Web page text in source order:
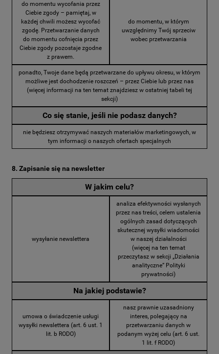
do momentu wycofania przez
Ciebie zgody – pamiętaj, w
każdej chwili możesz wycofać
zgodę. Przetwarzanie danych
do momentu cofnięcia przez
Ciebie zgody pozostaje zgodne
z prawem.
do momentu, w którym
uwzględnimy Twój sprzeciw
wobec przetwarzania
ponadto, Twoje dane będą przetwarzane do upływu okresu, w którym
możliwe jest dochodzenie roszczeń – przez Ciebie lub przez nas
(więcej informacji na ten temat znajdziesz w ostatniej tabeli tej
sekcji)
Co się stanie, jeśli nie podasz danych?
nie będziesz otrzymywać naszych materiałów marketingowych, w
tym informacji o naszych ofertach specjalnych
8. Zapisanie się na newsletter
W jakim celu?
wysyłanie newslettera
analiza efektywności wysłanych
przez nas treści, celem ustalenia
ogólnych zasad dotyczących
skutecznej wysyłki wiadomości
w naszej działalności
(więcej na ten temat
przeczytasz w sekcji „Działania
analityczne” Polityki
prywatności)
Na jakiej podstawie?
umowa o świadczenie usługi
wysyłki newslettera (art. 6 ust. 1
lit. b RODO)
nasz prawnie uzasadniony
interes, polegający na
przetwarzaniu danych w
podanym wyżej celu (art. 6 ust.
1 lit. f RODO)